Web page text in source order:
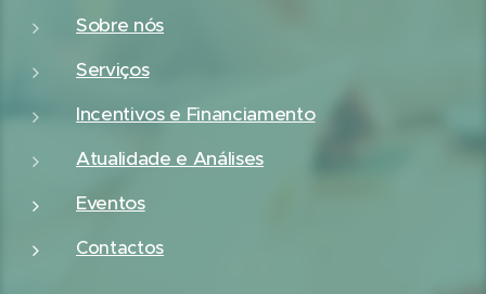
Sobre nós
Serviços
Incentivos e Financiamento
Atualidade e Análises
Eventos
Contactos